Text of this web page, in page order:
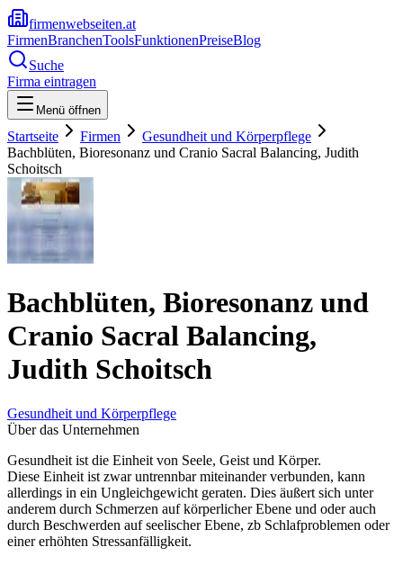
firmenwebseiten.at
FirmenBranchenToolsFunktionenPreiseBlog
Suche
Firma eintragen
Menü öffnen
Startseite Firmen
Gesundheit und Körperpflege
Bachblüten, Bioresonanz und Cranio Sacral Balancing, Judith
Schoitsch
Bachblüten, Bioresonanz und
Cranio Sacral Balancing,
Judith Schoitsch
Gesundheit und Körperpflege
Über das Unternehmen
Gesundheit ist die Einheit von Seele, Geist und Körper.
Diese Einheit ist zwar untrennbar miteinander verbunden, kann
allerdings in ein Ungleichgewicht geraten. Dies äußert sich unter
anderem durch Schmerzen auf körperlicher Ebene und oder auch
durch Beschwerden auf seelischer Ebene, zb Schlafproblemen oder
einer erhöhten Stressanfälligkeit.